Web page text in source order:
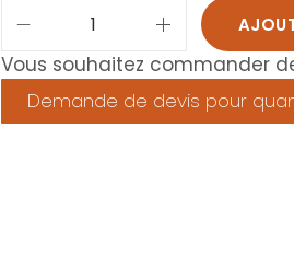
Vous souhaitez commander
Demande de devis pour